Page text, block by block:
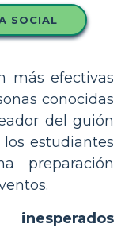
SOCIAL
más efectivas
conocidas
del guión
estudiantes
preparación